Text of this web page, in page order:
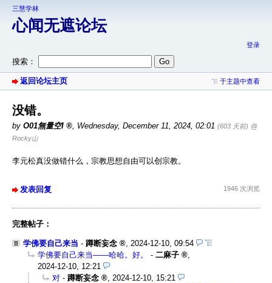
三慧学林
心闻无遮论坛
登录
搜索：
返回论坛主页 于主题中查看
没错。
by O01無量空I , Wednesday, December 11, 2024, 02:01 (603 天前) @
Rocky山
李元松真没做错什么，宗教思想自由可以创宗教。
发表回复 1946 次浏览
完整帖子：
学佛要自己来当 - 蹲断妄念
2024-12-10, 09:54
学佛要自己来当——哈哈。好。
- 二麻子
2024-12-10, 12:21
对 - 蹲断妄念
2024-12-10, 15:21